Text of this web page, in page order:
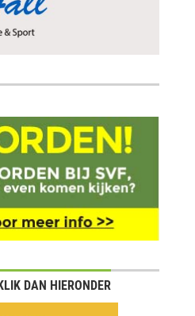
DAN HIERONDER